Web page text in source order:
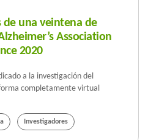
de una veintena de
Association
2020
a la investigación del
completamente virtual
Investigadores